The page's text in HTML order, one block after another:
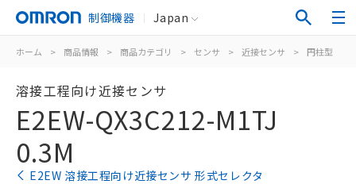
制御機器 Japan
ホーム > 商品情報 > 商品カテゴリ > センサ > 近接センサ > 円柱型
溶接工程向け近接センサ
E2EW-QX3C212-M1TJ
0.3M
E2EW 溶接工程向け近接センサ 形式セレクタ